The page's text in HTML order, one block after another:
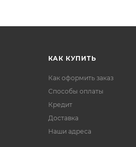
КАК КУПИТЬ
Как оформить заказ
Способы оплаты
Кредит
Доставка
Наши адреса